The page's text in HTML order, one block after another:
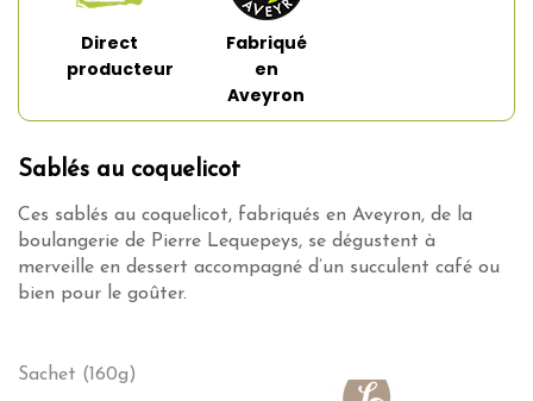
Direct
producteur
Fabriqué
en
Aveyron
Sablés au coquelicot
Ces sablés au coquelicot, fabriqués en Aveyron, de la
boulangerie de Pierre Lequepeys, se dégustent à
merveille en dessert accompagné d’un succulent café ou
bien pour le goûter.
Sachet (160g)